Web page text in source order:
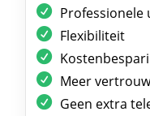
Professionele
Flexibiliteit
Meer
Geen extra